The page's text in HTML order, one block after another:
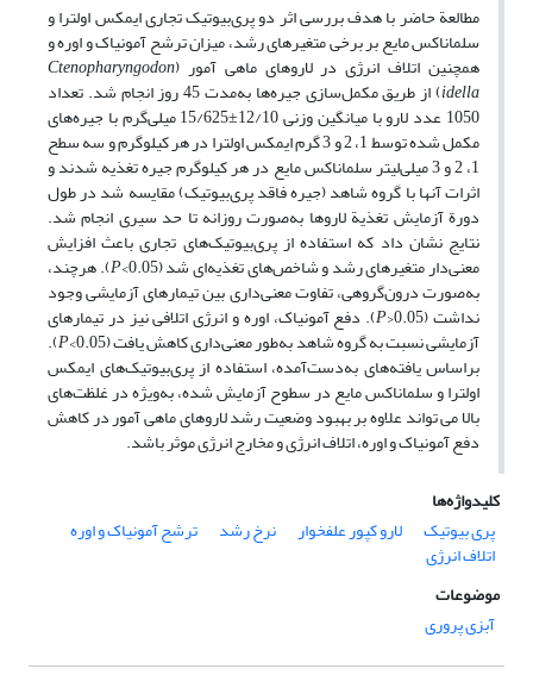
مطالعة حاضر با هدف بررسی اثر دو پری‌بیوتیک تجاری ایمکس اولترا و
سلماناکس مایع بر برخی متغیرهای رشد، میزان ترشح آمونیاک و اوره و
همچنین اتلاف انرژی در لاروهای ماهی آمور (Ctenopharyngodon
idella ) از طریق مکمل‌سازی جیره‌ها به‌مدت 45 روز انجام شد. تعداد
1050 عدد لارو با میانگین وزنی 12/10±15/625 میلی‌گرم با جیره‌های
مکمل شده توسط 1، 2 و 3 گرم ایمکس اولترا در هر کیلوگرم و سه سطح
1، 2 و 3 میلی‌لیتر سلماناکس مایع در هر کیلوگرم جیره تغذیه شدند و
اثرات آنها با گروه شاهد (جیره فاقد پری‌بیوتیک) مقایسه شد در طول
دورة آزمایش تغذیة لاروها به‌صورت روزانه تا حد سیری انجام شد.
نتایج نشان داد که استفاده از پری‌بیوتیک‌های تجاری باعث افزایش
معنی‌دار متغیرهای رشد و شاخص‌های تغذیه‌ای شد (0.05> P). هرچند،
به‌صورت درون‌گروهی، تفاوت معنی‌داری بین تیمارهای آزمایشی وجود
نداشت (0.05< P). دفع آمونیاک، اوره و انرژی اتلافی نیز در تیمارهای
آزمایشی نسبت به گروه شاهد به‌طور معنی‌داری کاهش یافت (0.05> P
).
براساس یافته‌های به‌دست‌آمده، استفاده از پری‌بیوتیک‌های ایمکس
اولترا و سلماناکس مایع در سطوح آزمایش شده، به‌ویژه در غلظت‌های
بالا می ­تواند علاوه بر بهبود وضعیت رشد لاروهای ماهی آمور در کاهش
دفع آمونیاک و اوره، اتلاف انرژی و مخارج انرژی موثر باشد.
کلیدواژه‌ها
پری بیوتیک
لارو کپور علفخوار نرخ رشد ترشح آمونیاک و اوره
اتلاف انرژی
موضوعات
آبزی پروری